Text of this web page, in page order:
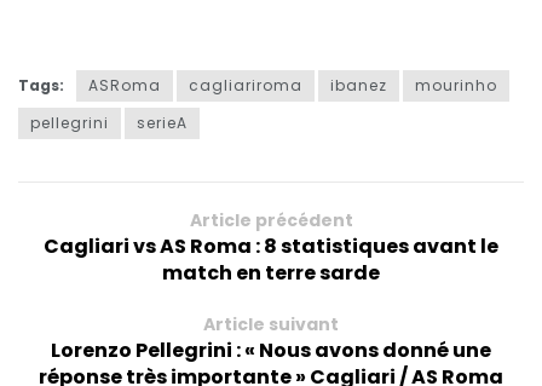
Tags: ASRoma cagliariroma ibanez
mourinho
pellegrini
serieA
Article précédent
Cagliari vs AS Roma : 8 statistiques avant le
match en terre sarde
Article suivant
Lorenzo Pellegrini : « Nous avons donné une
réponse très importante » Cagliari / AS Roma